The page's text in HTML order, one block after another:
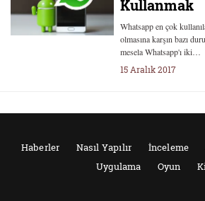
Kullanmak
Whatsapp en çok
olmasına karşın bazı
mesela Whatsapp'ı iki…
15 Aralık 2017
Haberler Nasıl Yapılır İnceleme
Uygulama
Oyun